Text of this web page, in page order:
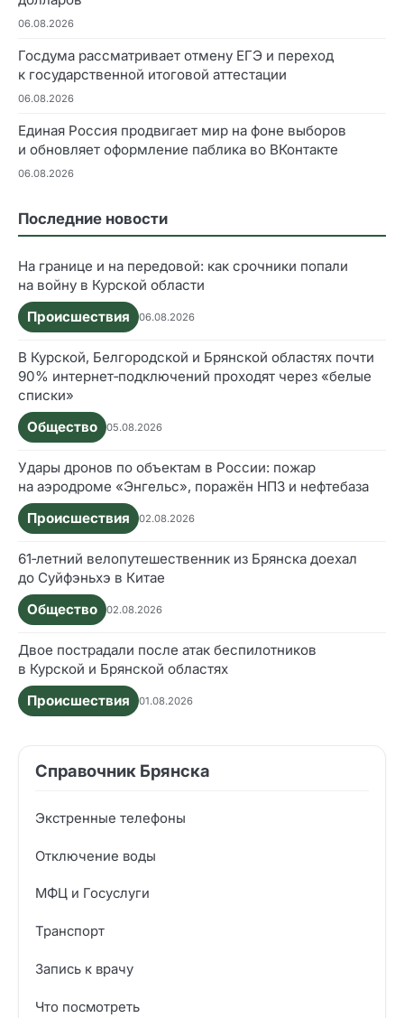
06.08.2026
Госдума рассматривает отмену ЕГЭ и переход
к государственной итоговой аттестации
06.08.2026
Единая Россия продвигает мир на фоне выборов
и обновляет оформление паблика во ВКонтакте
06.08.2026
Последние новости
На границе и на передовой: как срочники попали
на войну в Курской области
Происшествия
06.08.2026
В Курской, Белгородской и Брянской областях почти
90% интернет‑подключений проходят через «белые
списки»
Общество
05.08.2026
Удары дронов по объектам в России: пожар
на аэродроме «Энгельс», поражён НПЗ и нефтебаза
Происшествия
02.08.2026
61‑летний велопутешественник из Брянска доехал
до Суйфэньхэ в Китае
Общество
02.08.2026
Двое пострадали после атак беспилотников
в Курской и Брянской областях
Происшествия
01.08.2026
Справочник Брянска
Экстренные телефоны
Отключение воды
МФЦ и Госуслуги
Транспорт
Запись к врачу
Что посмотреть